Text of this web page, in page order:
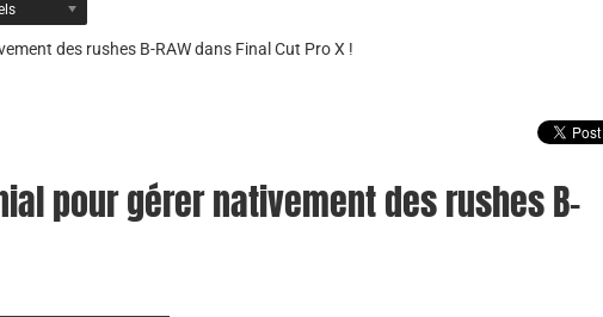
des rushes B-RAW dans Final Cut Pro X !
pour gérer nativement des rushes B-